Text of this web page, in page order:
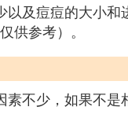
及痘痘的大小
供参考）。
不少，如果不